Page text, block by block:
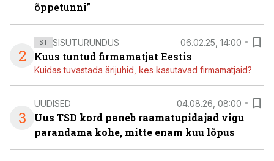
õppetunni”
2
ST SISUTURUNDUS 06.02.25, 14:00
Kuus tuntud firmamatjat Eestis
Kuidas tuvastada ärijuhid, kes kasutavad firmamatjaid?
3
UUDISED 04.08.26, 08:00
Uus TSD kord paneb raamatupidajad vigu
parandama kohe, mitte enam kuu lõpus